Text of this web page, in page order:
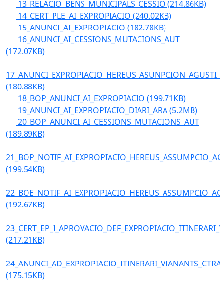
13_RELACIO_BENS_MUNICIPALS_CESSIO (214.86KB)
14_CERT_PLE_AI_EXPROPIACIO (240.02KB)
15_ANUNCI_AI_EXPROPIACIO (182.78KB)
16_ANUNCI_AI_CESSIONS_MUTACIONS_AUT
(172.07KB)
(180.88KB)
18_BOP_ANUNCI_AI_EXPROPIACIO (199.71KB)
19_ANUNCI_AI_EXPROPIACIO_DIARI_ARA(5.2MB)
20_BOP_ANUNCI_AI_CESSIONS_MUTACIONS_AUT
(189.89KB)
(199.54KB)
(192.67KB)
(217.21KB)
(175.15KB)